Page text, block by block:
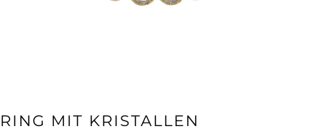
RING MIT KRISTALLEN